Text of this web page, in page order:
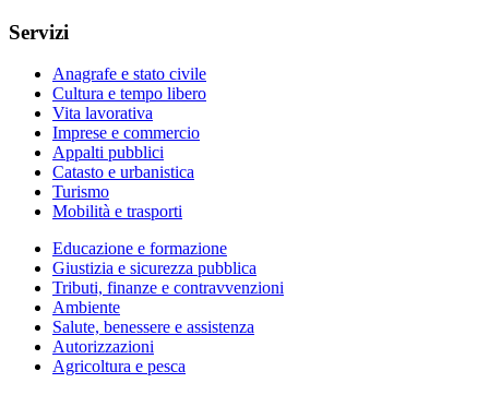
Servizi
Anagrafe e stato civile
Cultura e tempo libero
Vita lavorativa
Imprese e commercio
Appalti pubblici
Catasto e urbanistica
Turismo
Mobilità e trasporti
Educazione e formazione
Giustizia e sicurezza pubblica
Tributi, finanze e contravvenzioni
Ambiente
Salute, benessere e assistenza
Autorizzazioni
Agricoltura e pesca